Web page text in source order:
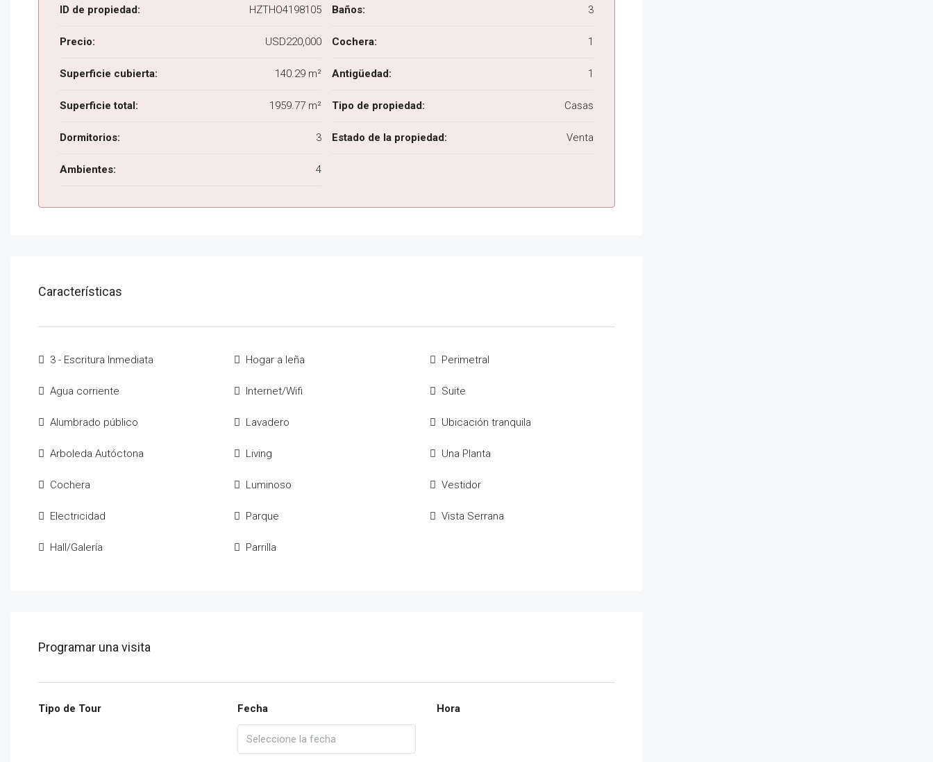
ID de propiedad: HZTHO4198105
Precio: USD220,000
Superficie cubierta: 140.29 m²
Superficie total: 1959.77 m²
Dormitorios: 3
Ambientes: 4
Baños: 3
Cochera: 1
Antigüedad: 1
Tipo de propiedad: Casas
Estado de la propiedad: Venta
Características
3 - Escritura Inmediata
Agua corriente
Alumbrado público
Arboleda Autóctona
Cochera
Electricidad
Hall/Galería
Hogar a leña
Internet/Wifi
Lavadero
Living
Luminoso
Parque
Parrilla
Perimetral
Suite
Ubicación tranquila
Una Planta
Vestidor
Vista Serrana
Programar una visita
Tipo de Tour Fecha Hora